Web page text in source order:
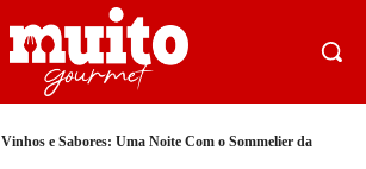
Vinhos e Sabores: Uma Noite Com o Sommelier da